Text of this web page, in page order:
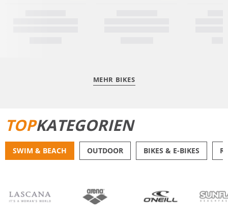
MEHR BIKES
TOPKATEGORIEN
SWIM & BEACH OUTDOOR BIKES & E-BIKES